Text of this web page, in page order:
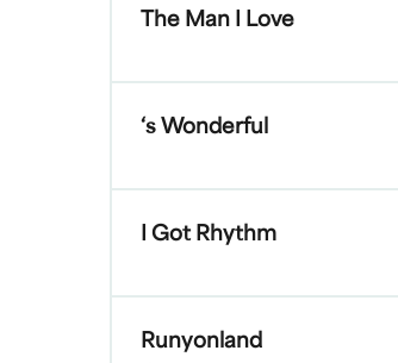
The Man I Love
‘s Wonderful
I Got Rhythm
Runyonland